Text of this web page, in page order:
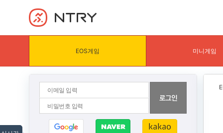
NTRY
EOS게임 미니게임